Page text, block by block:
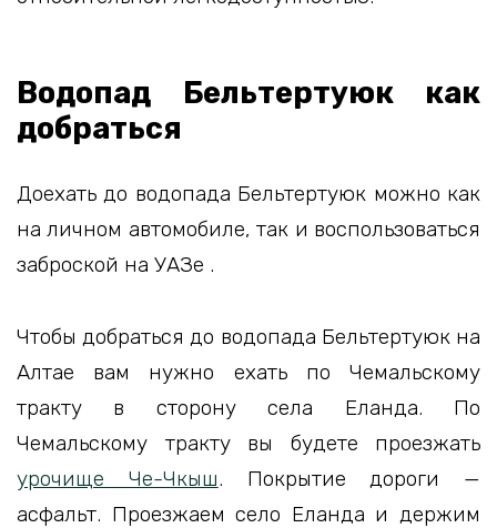
Водопад Бельтертуюк как
добраться
Доехать до водопада Бельтертуюк можно как
на личном автомобиле, так и воспользоваться
заброской на УАЗе .
Чтобы добраться до водопада Бельтертуюк на
Алтае вам нужно ехать по Чемальскому
тракту в сторону села Еланда. По
Чемальскому тракту вы будете проезжать
урочище Че-Чкыш. Покрытие дороги —
асфальт. Проезжаем село Еланда и держим